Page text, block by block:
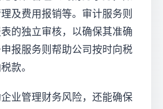
及费用报销等。审计服务则
的独立审核，以确保其准确
报服务则帮助公司按时向税
款。
业管理财务风险，还能确保